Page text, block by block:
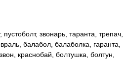
звонарь, таранта, трепач,
балабол, балаболка, гаранта,
краснобай, болтушка, болтун,